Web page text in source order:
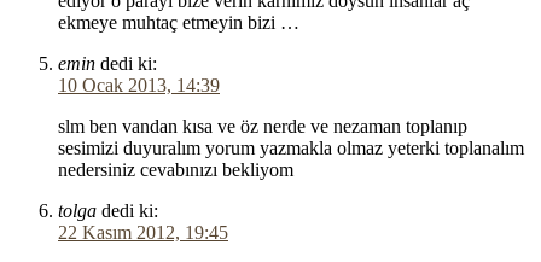
ekmeye muhtaç etmeyin bizi …
emin dedi ki:
10 Ocak 2013, 14:39
slm ben vandan kısa ve öz nerde ve nezaman toplanıp
sesimizi duyuralım yorum yazmakla olmaz yeterki toplanalım
nedersiniz cevabınızı bekliyom
tolga dedi ki:
22 Kasım 2012, 19:45